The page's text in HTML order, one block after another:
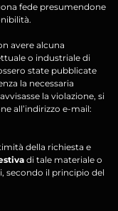
fede presumendone
avere alcuna
o industriale di
state pubblicate
la necessaria
la violazione, si
all’indirizzo e-mail:
della richiesta e
di tale materiale o
secondo il principio del